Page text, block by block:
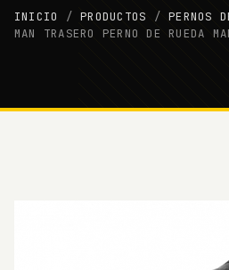
INICIO /PRODUCTOS /PERNOS
MAN TRASERO PERNO DE RUEDA